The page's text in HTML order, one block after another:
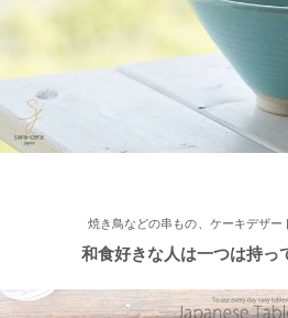
≪おすすめ≫ 小鉢を並べてちょこっ
い木ノ葉の小鉢
≪おすすめ≫ 手作りのあたたかさ♪職
たマグカップ
焼き鳥などの串もの、ケーキデザー
和食好きな人は一つは持っ